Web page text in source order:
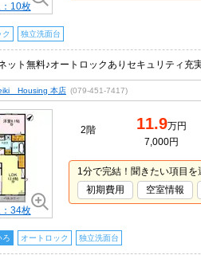
10枚
ク 独立洗面台
ット無料♪オートロックありセキュリティ充
Housing 本店 (079-451-7417)
34枚
2階 11.9万円
7,000円
1分で完結！聞きたい項目を
初期費用
空室情報
ろ オートロック 独立洗面台